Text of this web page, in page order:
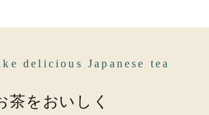
delicious Japanese tea
茶をおいしく